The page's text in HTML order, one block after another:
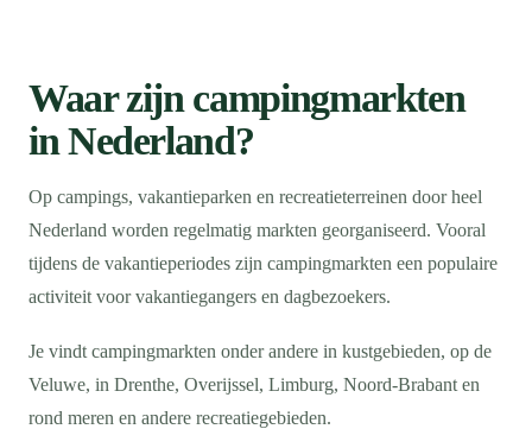
Waar zijn campingmarkten
in Nederland?
Op campings, vakantieparken en recreatieterreinen door heel
Nederland worden regelmatig markten georganiseerd. Vooral
tijdens de vakantieperiodes zijn campingmarkten een populaire
activiteit voor vakantiegangers en dagbezoekers.
Je vindt campingmarkten onder andere in kustgebieden, op de
Veluwe, in Drenthe, Overijssel, Limburg, Noord-Brabant en
rond meren en andere recreatiegebieden.